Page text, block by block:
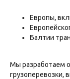
Европы,
Балтии
Мы разработаем
грузоперевозки,